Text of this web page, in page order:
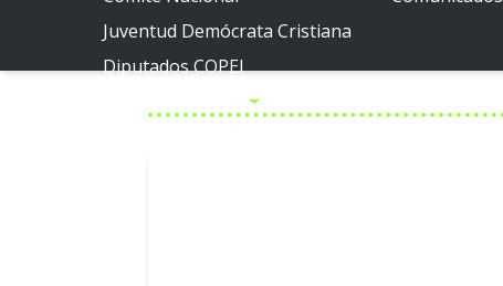
Juventud Demócrata Cristiana
Diputados COPEI